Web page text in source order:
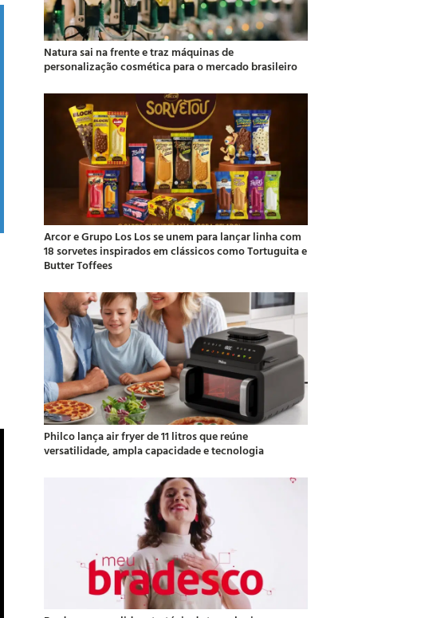
Natura sai na frente e traz máquinas de
personalização cosmética para o mercado brasileiro
Arcor e Grupo Los Los se unem para lançar linha com
18 sorvetes inspirados em clássicos como Tortuguita e
Butter Toffees
Philco lança air fryer de 11 litros que reúne
versatilidade, ampla capacidade e tecnologia